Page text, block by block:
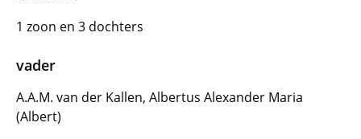
1 zoon en 3 dochters
vader
A.A.M. van der Kallen, Albertus Alexander Maria
(Albert)